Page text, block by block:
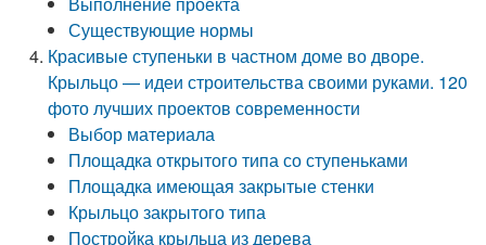
Существующие нормы
Красивые ступеньки в частном доме во дворе.
Крыльцо — идеи строительства своими руками. 120
фото лучших проектов современности
Выбор материала
Площадка открытого типа со ступеньками
Площадка имеющая закрытые стенки
Крыльцо закрытого типа
Постройка крыльца из дерева